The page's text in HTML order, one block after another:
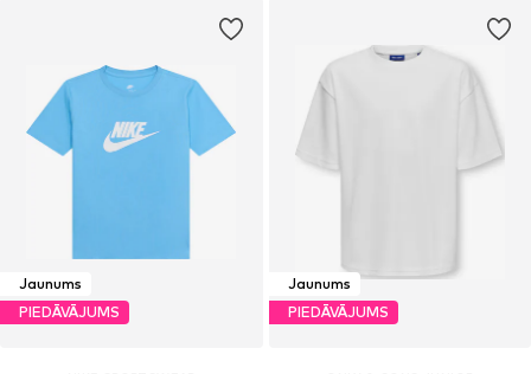
Jaunums
PIEDĀVĀJUMS
Jaunums
PIEDĀVĀJUMS